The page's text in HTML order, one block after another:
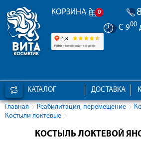
КОРЗИНА 0
С 900
КАТАЛОГ ДОСТАВКА
Главная Реабилитация, перемещение
Костыли локтевые
КОСТЫЛЬ ЛОКТЕВОЙ